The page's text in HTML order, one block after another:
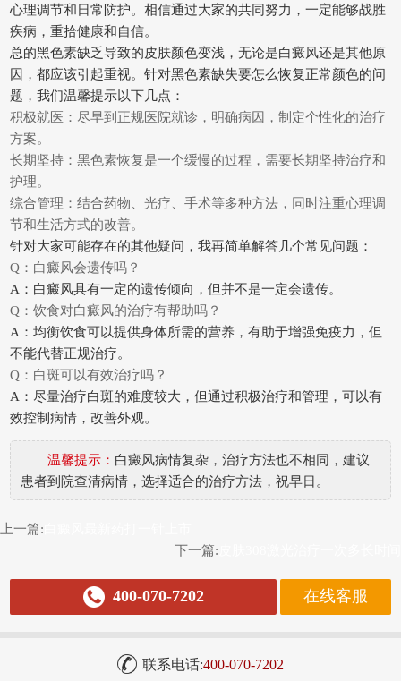
心理调节和日常防护。相信通过大家的共同努力，一定能够战胜
疾病，重拾健康和自信。
总的黑色素缺乏导致的皮肤颜色变浅，无论是白癜风还是其他原
因，都应该引起重视。针对黑色素缺失要怎么恢复正常颜色的问
题，我们温馨提示以下几点：
积极就医：尽早到正规医院就诊，明确病因，制定个性化的治疗
方案。
长期坚持：黑色素恢复是一个缓慢的过程，需要长期坚持治疗和
护理。
综合管理：结合药物、光疗、手术等多种方法，同时注重心理调
节和生活方式的改善。
针对大家可能存在的其他疑问，我再简单解答几个常见问题：
Q：白癜风会遗传吗？
A：白癜风具有一定的遗传倾向，但并不是一定会遗传。
Q：饮食对白癜风的治疗有帮助吗？
A：均衡饮食可以提供身体所需的营养，有助于增强免疫力，但
不能代替正规治疗。
Q：白斑可以有效治疗吗？
A：尽量治疗白斑的难度较大，但通过积极治疗和管理，可以有
效控制病情，改善外观。
温馨提示： 白癜风病情复杂，治疗方法也不相同，建议
患者到院查清病情，选择适合的治疗方法，祝早日。
上一篇:
下一篇:
400-070-7202 在线客服
联系电话:400-070-7202